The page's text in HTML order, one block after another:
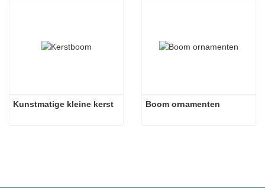
Kunstmatige kleine kerst Boom ornamenten